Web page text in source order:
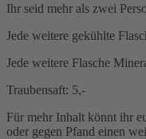
Ihr seid mehr als zwei
Jede weitere gekühlte
Jede weitere Flasche
Traubensaft: 5,-
Für mehr Inhalt könnt ihr
oder gegen Pfand einen